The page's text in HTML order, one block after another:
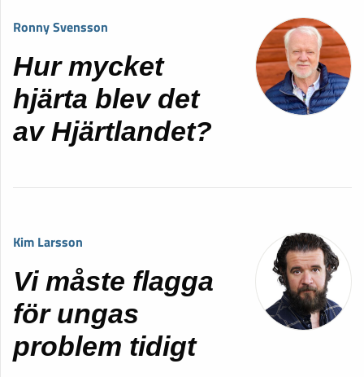
Ronny Svensson
Hur mycket
hjärta blev det
av Hjärtlandet?
Kim Larsson
Vi måste flagga
för ungas
problem tidigt